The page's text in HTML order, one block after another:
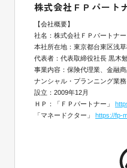
株式会社ＦＰパート
【会社概要】
社名：株式会社ＦＰパートナー
本社所在地：東京都台東区浅
代表者：代表取締役社長 黒木
事業内容：保険代理業、金融
ナンシャル・プランニング業務
設立：2009年12月
ＨＰ：「ＦＰパートナー」
「マネードクター」 https://fp-